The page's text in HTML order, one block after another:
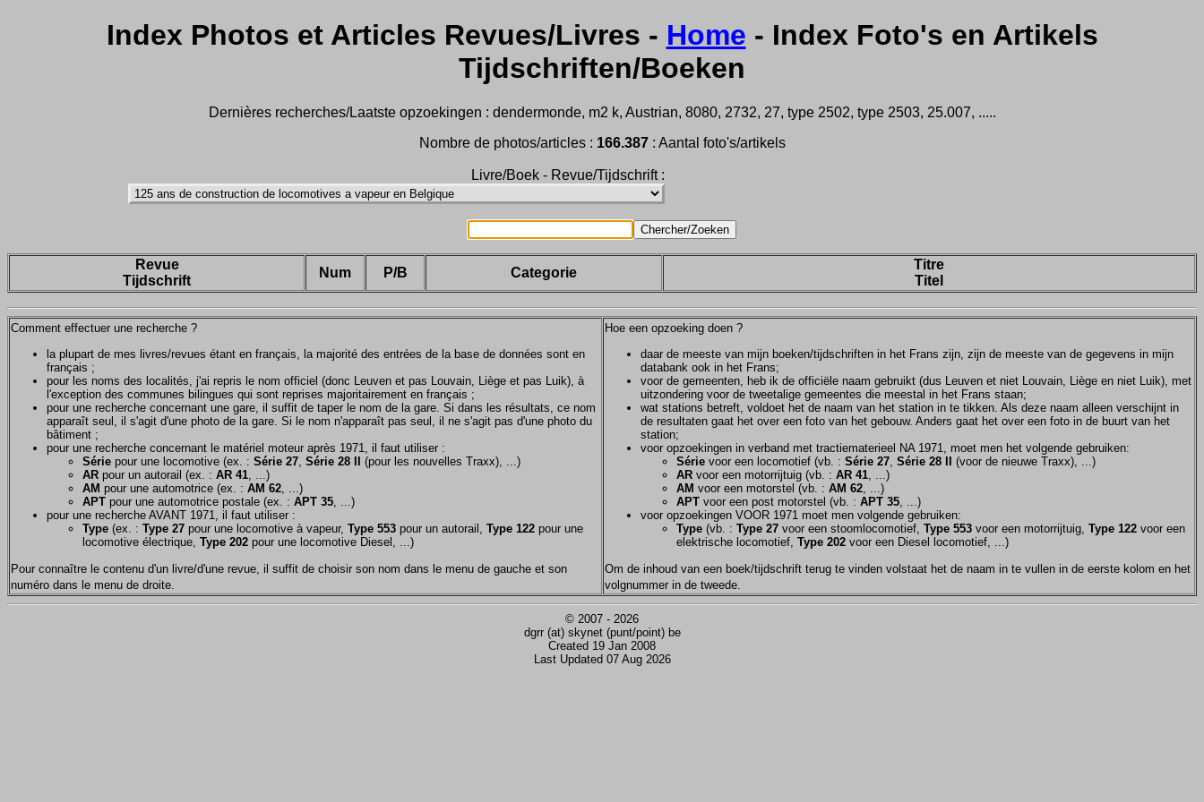
Index Photos et Articles Revues/Livres - Home - Index Foto's en Artikels
Tijdschriften/Boeken
Dernières recherches/Laatste opzoekingen : dendermonde, m2 k, Austrian, 8080, 2732, 27, type 2502, type 2503, 25.007, .....
Nombre de photos/articles : 166.387: Aantal foto's/artikels
Livre/Boek - Revue/Tijdschrift :
Revue
Tijdschrift
Num P/B Categorie
Titre
Titel
Comment effectuer une recherche ?
la plupart de mes livres/revues étant en français, la majorité des entrées de la base de données sont en
français ;
pour les noms des localités, j'ai repris le nom officiel (donc Leuven et pas Louvain, Liège et pas Luik), à
l'exception des communes bilingues qui sont reprises majoritairement en français ;
pour une recherche concernant une gare, il suffit de taper le nom de la gare. Si dans les résultats, ce nom
apparaît seul, il s'agit d'une photo de la gare. Si le nom n'apparaît pas seul, il ne s'agit pas d'une photo du
bâtiment ;
pour une recherche concernant le matériel moteur après 1971, il faut utiliser :
Série pour une locomotive (ex. : Série 27 Série 28 II
(pour les nouvelles Traxx), ...)
AR pour un autorail (ex. : AR 41 , ...)
AM pour une automotrice (ex. : AM 62 , ...)
APT pour une automotrice postale (ex. : APT 35 , ...)
pour une recherche AVANT 1971, il faut utiliser :
Type (ex. : Type 27 pour une locomotive à vapeur, Type 553 pour un autorail, Type 122 pour une
locomotive électrique, Type 202 pour une locomotive Diesel, ...)
Pour connaître le contenu d'un livre/d'une revue, il suffit de choisir son nom dans le menu de gauche et son
numéro dans le menu de droite.
Hoe een opzoeking doen ?
daar de meeste van mijn boeken/tijdschriften in het Frans zijn, zijn de meeste van de gegevens in mijn
databank ook in het Frans;
voor de gemeenten, heb ik de officiële naam gebruikt (dus Leuven et niet Louvain, Liège en niet Luik), met
uitzondering voor de tweetalige gemeentes die meestal in het Frans staan;
wat stations betreft, voldoet het de naam van het station in te tikken. Als deze naam alleen verschijnt in
de resultaten gaat het over een foto van het gebouw. Anders gaat het over een foto in de buurt van het
station;
voor opzoekingen in verband met tractiematerieel NA 1971, moet men het volgende gebruiken:
Série voor een locomotief (vb. : Série 27 Série 28 II
(voor de nieuwe Traxx), ...)
AR voor een motorrijtuig (vb. : AR 41 , ...)
AM voor een motorstel (vb. : AM 62 , ...)
APT voor een post motorstel (vb. : APT 35 , ...)
voor opzoekingen VOOR 1971 moet men volgende gebruiken:
Type (vb. : Type 27 voor een stoomlocomotief, Type 553 voor een motorrijtuig, Type 122 voor een
elektrische locomotief, Type 202 voor een Diesel locomotief, ...)
Om de inhoud van een boek/tijdschrift terug te vinden volstaat het de naam in te vullen in de eerste kolom en het
volgnummer in de tweede.
© 2007 - 2026
dgrr (at) skynet (punt/point) be
Created 19 Jan 2008
Last Updated 07 Aug 2026